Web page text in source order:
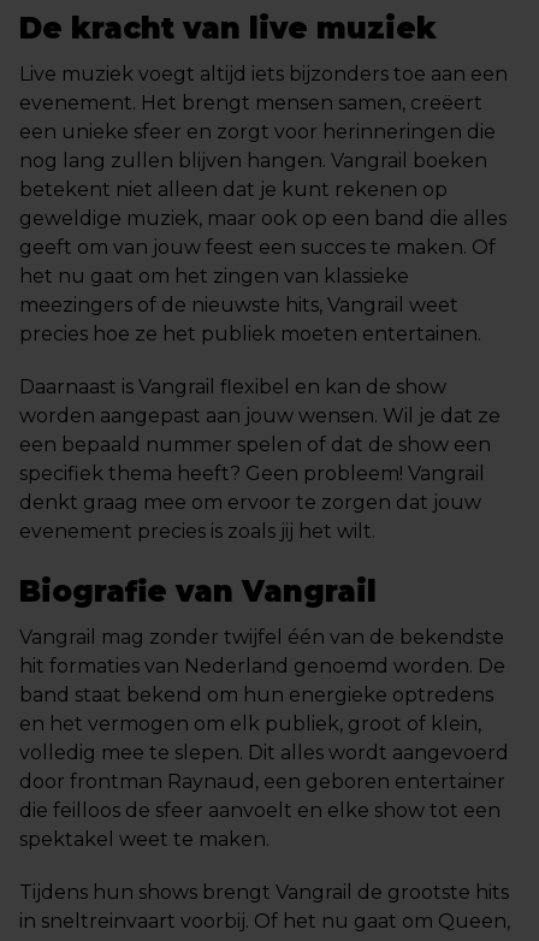
De kracht van live muziek
Live muziek voegt altijd iets bijzonders toe aan een
evenement. Het brengt mensen samen, creëert
een unieke sfeer en zorgt voor herinneringen die
nog lang zullen blijven hangen. Vangrail boeken
betekent niet alleen dat je kunt rekenen op
geweldige muziek, maar ook op een band die alles
geeft om van jouw feest een succes te maken. Of
het nu gaat om het zingen van klassieke
meezingers of de nieuwste hits, Vangrail weet
precies hoe ze het publiek moeten entertainen.
Daarnaast is Vangrail flexibel en kan de show
worden aangepast aan jouw wensen. Wil je dat ze
een bepaald nummer spelen of dat de show een
specifiek thema heeft? Geen probleem! Vangrail
denkt graag mee om ervoor te zorgen dat jouw
evenement precies is zoals jij het wilt.
Biografie van Vangrail
Vangrail mag zonder twijfel één van de bekendste
hit formaties van Nederland genoemd worden. De
band staat bekend om hun energieke optredens
en het vermogen om elk publiek, groot of klein,
volledig mee te slepen. Dit alles wordt aangevoerd
door frontman Raynaud, een geboren entertainer
die feilloos de sfeer aanvoelt en elke show tot een
spektakel weet te maken.
Tijdens hun shows brengt Vangrail de grootste hits
in sneltreinvaart voorbij. Of het nu gaat om Queen,